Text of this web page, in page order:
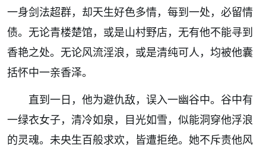
一身剑法超群，却天生好色多情，每到一处，必留情
债。无论青楼楚馆，或是山村野店，无有他不能寻到
香艳之处。无论风流淫浪，或是清纯可人，均被他囊
括怀中一亲香泽。
直到一日，他为避仇敌，误入一幽谷中。谷中有
一绿衣女子，清冷如泉，目光如雪，似能洞穿他浮浪
的灵魂。未央生百般求欢，皆遭拒绝。她不斥责他风